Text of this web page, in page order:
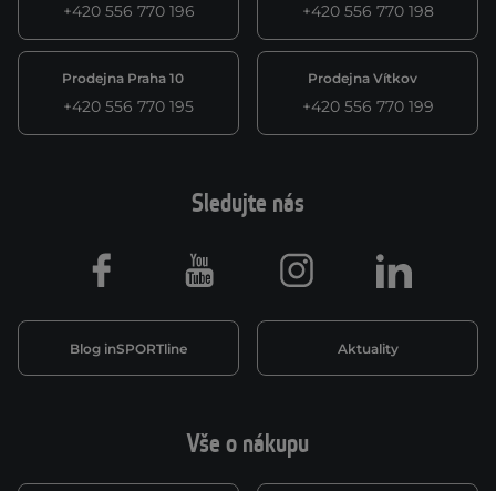
+420 556 770 196 +420 556 770 198
Prodejna Praha 10
+420 556 770 195
Prodejna Vítkov
+420 556 770 199
Vše o nákupu
Sledujte nás
Blog inSPORTline Aktuality
Facebook Youtube Instagram LinkedIn